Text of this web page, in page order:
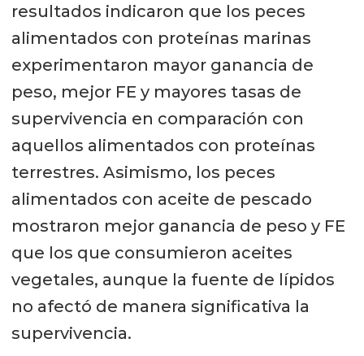
resultados indicaron que los peces
alimentados con proteínas marinas
experimentaron mayor ganancia de
peso, mejor FE y mayores tasas de
supervivencia en comparación con
aquellos alimentados con proteínas
terrestres. Asimismo, los peces
alimentados con aceite de pescado
mostraron mejor ganancia de peso y FE
que los que consumieron aceites
vegetales, aunque la fuente de lípidos
no afectó de manera significativa la
supervivencia.